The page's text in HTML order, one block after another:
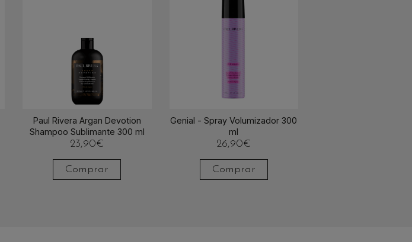
Paul Rivera Argan Devotion
Shampoo Sublimante 300 ml
23,90€
Comprar
Genial - Spray Volumizador 300
ml
26,90€
Comprar